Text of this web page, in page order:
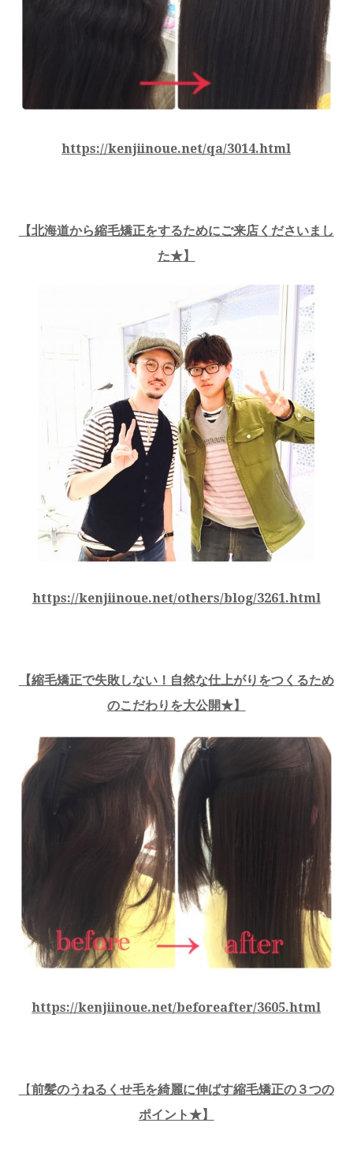
https://kenjiinoue.net/qa/3014.html
【北海道から縮毛矯正をするためにご来店くださいまし
た★】
https://kenjiinoue.net/others/blog/3261.html
【縮毛矯正で失敗しない！自然な仕上がりをつくるため
のこだわりを大公開★】
https://kenjiinoue.net/beforeafter/3605.html
【前髪のうねるくせ毛を綺麗に伸ばす縮毛矯正の３つの
ポイント★】